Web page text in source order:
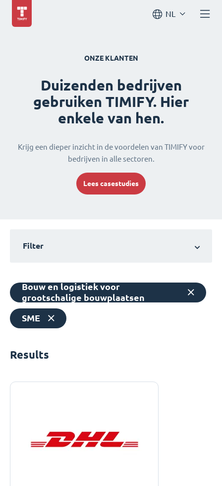
NL
ONZE KLANTEN
Duizenden bedrijven
gebruiken TIMIFY. Hier
enkele van hen.
Krijg een dieper inzicht in de voordelen van TIMIFY voor
bedrijven in alle sectoren.
Lees casestudies
Filter
Bouw en logistiek voor
grootschalige bouwplaatsen
SME
Results